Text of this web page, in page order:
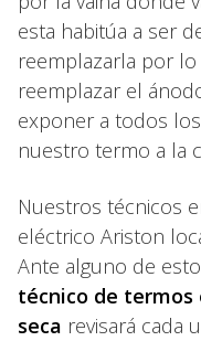
esta habitúa a ser
reemplazarla por
reemplazar el
exponer a todos
nuestro termo a la
Nuestros técnicos
eléctrico Ariston
Ante alguno de
técnico de termos
seca revisará cada